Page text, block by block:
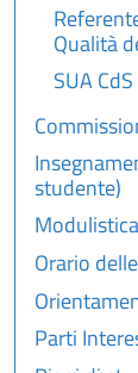
Qualità
SUA CdS
studente)
Modulistica
Orario
Parti